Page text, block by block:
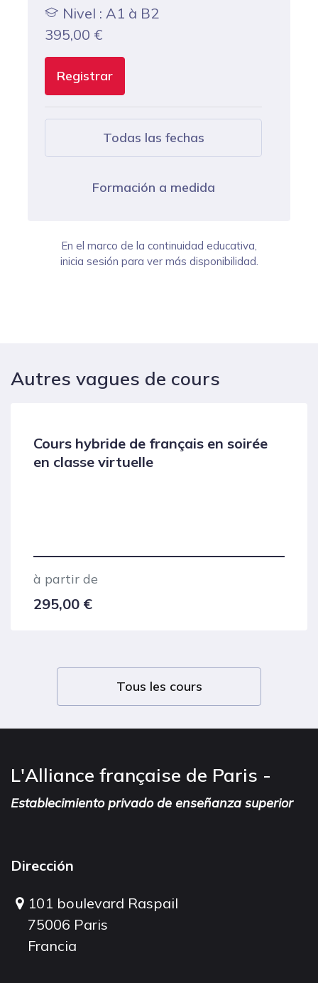
Nivel : A1 à B2
395,00 €
Registrar
Todas las fechas
Formación a medida
En el marco de la continuidad educativa,
inicia sesión para ver más disponibilidad.
Autres vagues de cours
en soirée
Cours intensif de français
en présentiel
Tous les cours
L'Alliance française de Paris -
Establecimiento privado de enseñanza superior
Dirección
101 boulevard Raspail
75006 Paris
Francia